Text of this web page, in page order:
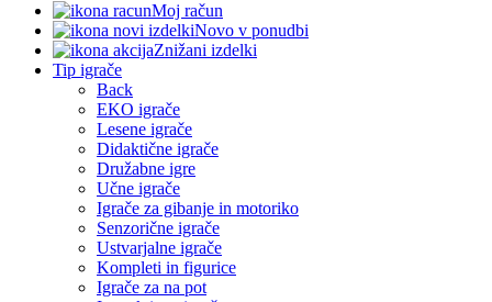
Moj račun
Novo v ponudbi
Znižani izdelki
Tip igrače
Back
EKO igrače
Lesene igrače
Didaktične igrače
Družabne igre
Učne igrače
Igrače za gibanje in motoriko
Senzorične igrače
Ustvarjalne igrače
Kompleti in figurice
Igrače za na pot